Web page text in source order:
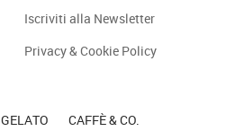
Iscriviti alla Newsletter
Privacy & Cookie Policy
GELATO CAFFÈ & CO.